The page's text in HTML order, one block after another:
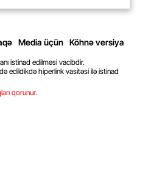
Media üçün Köhnə versiya
istinad edilməsi vacibdir.
edildikdə hiperlink vasitəsi ilə istinad
qorunur.